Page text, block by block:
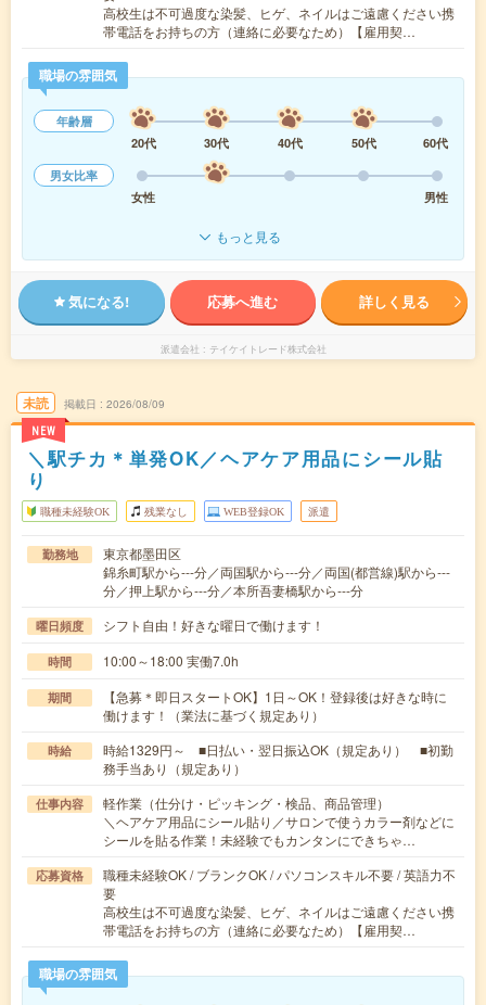
高校生は不可過度な染髪、ヒゲ、ネイルはご遠慮ください携
帯電話をお持ちの方（連絡に必要なため）【雇用契…
職場の雰囲気
年齢層
20代
30代 40代 50代
60代
男女比率
女性
男性
もっと見る
気になる! 応募へ進む 詳しく見る
派遣会社 テイケイトレード株式会社
未読
NEW
掲載日 2026/08/09
＼駅チカ＊単発OK／ヘアケア用品にシール貼
り
職種未経験OK 残業なし WEB登録OK 派遣
勤務地
東京都墨田区
錦糸町駅から---分／両国駅から---分／両国(都営線)駅から---
分／押上駅から---分／本所吾妻橋駅から---分
曜日頻度 シフト自由！好きな曜日で働けます！
時間 10:00～18:00 実働7.0h
期間
【急募＊即日スタートOK】1日～OK！登録後は好きな時に
働けます！（業法に基づく規定あり）
時給
時給1329円～ ■日払い・翌日振込OK（規定あり） ■初勤
務手当あり（規定あり）
仕事内容
軽作業（仕分け・ピッキング・検品、商品管理）
＼ヘアケア用品にシール貼り／サロンで使うカラー剤などに
シールを貼る作業！未経験でもカンタンにできちゃ…
応募資格
職種未経験OK / ブランクOK / パソコンスキル不要 / 英語力不
要
高校生は不可過度な染髪、ヒゲ、ネイルはご遠慮ください携
帯電話をお持ちの方（連絡に必要なため）【雇用契…
職場の雰囲気